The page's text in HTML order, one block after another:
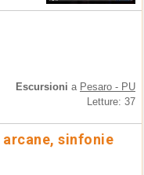
Escursioni a Pesaro - PU
Letture: 37
arcane, sinfonie